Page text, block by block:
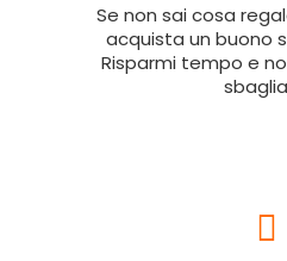
Se non sai cosa
acquista un buono
Risparmi tempo e